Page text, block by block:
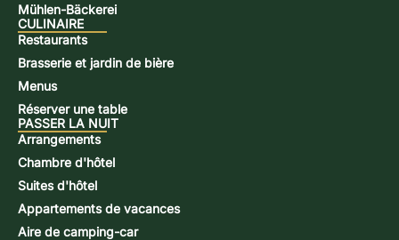
Mühlen-Bäckerei
CULINAIRE
Restaurants
Brasserie et jardin de bière
Menus
Réserver une table
PASSER LA NUIT
Arrangements
Chambre d'hôtel
Suites d'hôtel
Appartements de vacances
Aire de camping-car